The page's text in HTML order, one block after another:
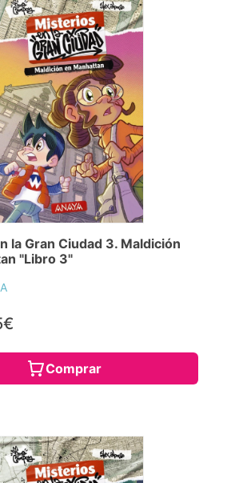
la Gran Ciudad 3. Maldición
"Libro 3"
Comprar